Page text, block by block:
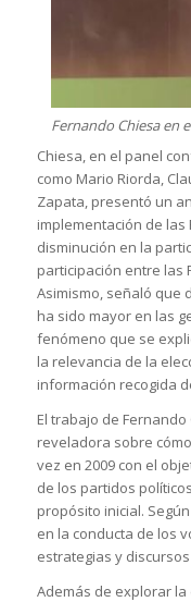
Fernando Chiesa en
Chiesa, en el panel
como Mario Riorda,
Zapata, presentó un
implementación de las
disminución en la
participación entre las
Asimismo, señaló que
ha sido mayor en las
fenómeno que se
la relevancia de la
información recogida
El trabajo de
reveladora sobre
vez en 2009 con el
de los partidos
propósito inicial.
en la conducta de los
estrategias y
Además de explorar